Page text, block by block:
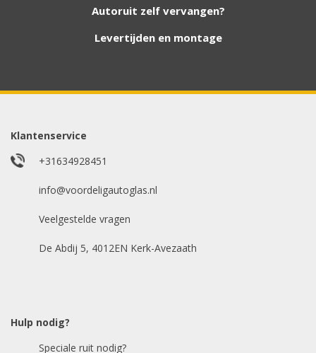
hebben. Vul het formulier in en wij nemen
whatsappje met foto van de ruit en uw auto
Uw merk auto
Bouwjaar
Autoruit zelf vervangen?
Levertijden en montage
Klantenservice
+31634928451
info@voordeligautoglas.nl
Veelgestelde vragen
De Abdij 5, 4012EN Kerk-Avezaath
Hulp nodig?
Speciale ruit nodig?